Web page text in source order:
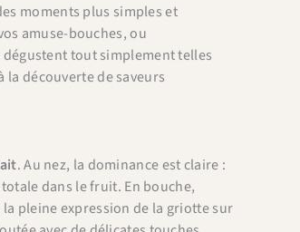
moments plus simples et
amuse-bouches, ou
tout simplement telles
découverte de saveurs
. Au nez, la dominance est claire :
dans le fruit. En bouche,
pleine expression de la griotte sur